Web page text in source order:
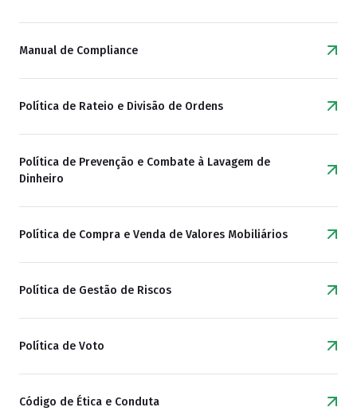
Manual de Compliance
Política de Rateio e Divisão de Ordens
Política de Prevenção e Combate à Lavagem de
Dinheiro
Política de Compra e Venda de Valores Mobiliários
Política de Gestão de Riscos
Política de Voto
Código de Ética e Conduta